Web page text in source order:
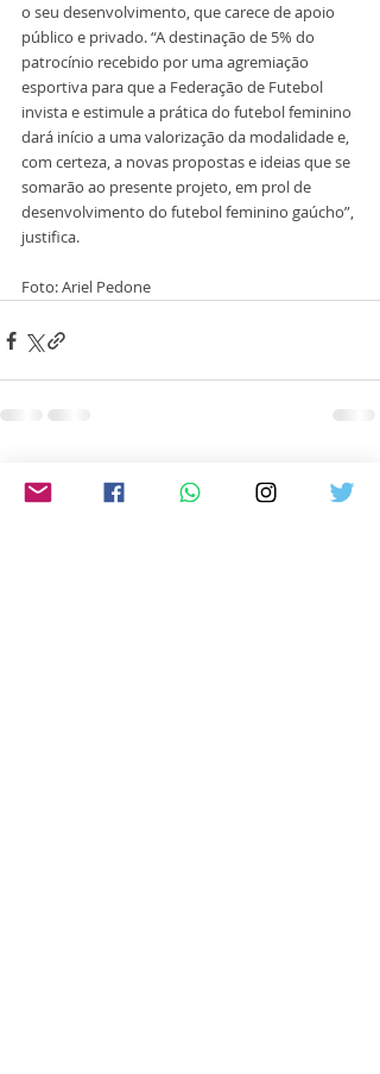
o seu desenvolvimento, que carece de apoio
público e privado. “A destinação de 5% do
patrocínio recebido por uma agremiação
esportiva para que a Federação de Futebol
invista e estimule a prática do futebol feminino
dará início a uma valorização da modalidade e,
com certeza, a novas propostas e ideias que se
somarão ao presente projeto, em prol de
desenvolvimento do futebol feminino gaúcho”,
justifica.
Foto: Ariel Pedone